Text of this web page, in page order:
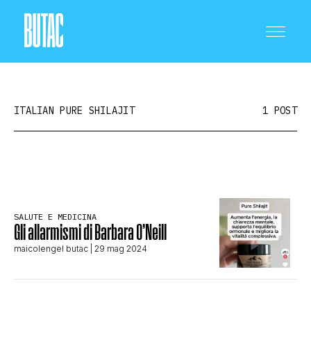
SCIENZA E TECNOLOGIA
SALUTE E MEDICINA
ITALIAN PURE SHILAJIT 1 POST
SALUTE E MEDICINA
Gli allarmismi di Barbara O’Neill
maicolengel butac | 29 mag 2024